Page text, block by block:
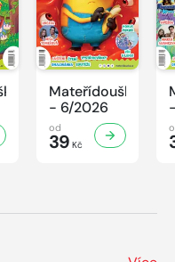
Mateřídouška
- 6/2026
od
39 Kč